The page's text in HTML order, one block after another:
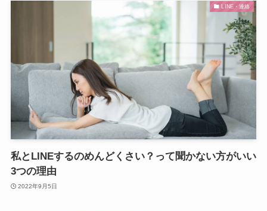
LINE・連絡
私とLINEするのめんどくさい？って聞かない方がいい
3つの理由
2022年9月5日